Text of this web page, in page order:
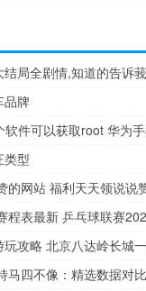
品牌
软件可以获取root 华为
类型
程表最新 乒乓球联赛
攻略 北京八达岭长城